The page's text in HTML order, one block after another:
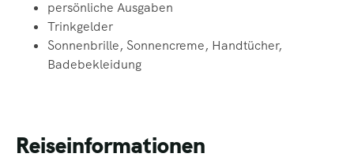
persönliche Ausgaben
Trinkgelder
Sonnenbrille, Sonnencreme, Handtücher,
Badebekleidung
Reiseinformationen